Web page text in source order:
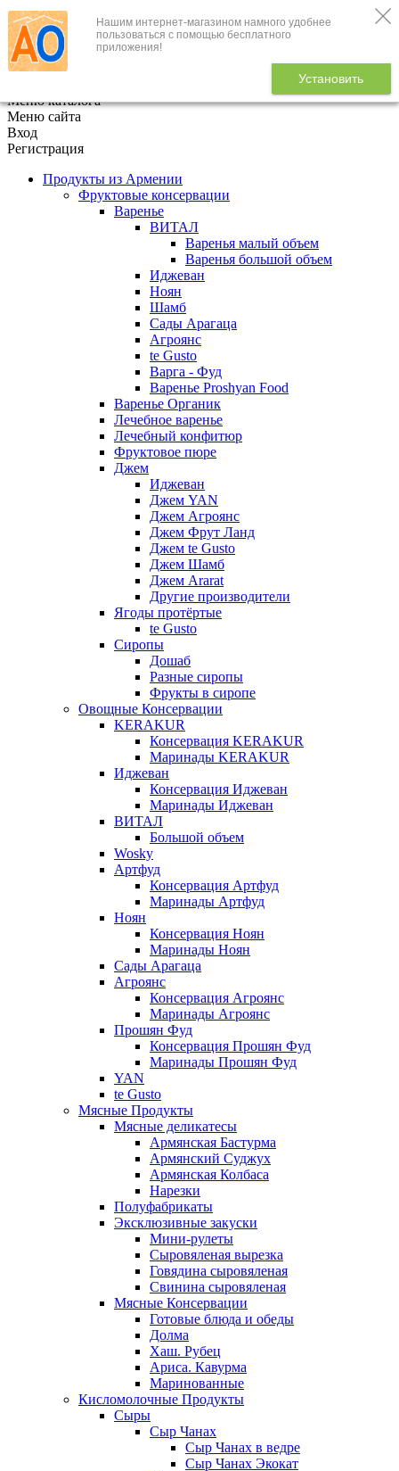
Нашим интернет-магазином намного удобнее
пользоваться с помощью бесплатного
приложения!
Установить
+7 (495) 646-888-1
В корзине
Меню каталога
Меню сайта
Вход
Регистрация
Продукты из Армении
Фруктовые консервации
Варенье
ВИТАЛ
Варенья малый объем
Варенья большой объем
Иджеван
Ноян
Шамб
Сады Арагаца
Агроянс
te Gusto
Варга - Фуд
Варенье Proshyan Food
Варенье Органик
Лечебное варенье
Лечебный конфитюр
Фруктовое пюре
Джем
Иджеван
Джем YAN
Джем Агроянс
Джем Фрут Ланд
Джем te Gusto
Джем Шамб
Джем Ararat
Другие производители
Ягоды протёртые
te Gusto
Сиропы
Дошаб
Разные сиропы
Фрукты в сиропе
Овощные Консервации
KERAKUR
Консервация KERAKUR
Маринады KERAKUR
Иджеван
Консервация Иджеван
Маринады Иджеван
ВИТАЛ
Большой объем
Wosky
Артфуд
Консервация Артфуд
Маринады Артфуд
Ноян
Консервация Ноян
Маринады Ноян
Сады Арагаца
Агроянс
Консервация Агроянс
Маринады Агроянс
Прошян Фуд
Консервация Прошян Фуд
Маринады Прошян Фуд
YAN
te Gusto
Мясные Продукты
Мясные деликатесы
Армянская Бастурма
Армянский Суджух
Армянская Колбаса
Нарезки
Полуфабрикаты
Эксклюзивные закуски
Мини-рулеты
Сыровяленая вырезка
Говядина сыровяленая
Свинина сыровяленая
Мясные Консервации
Готовые блюда и обеды
Долма
Хаш. Рубец
Ариса. Кавурма
Маринованные
Кисломолочные Продукты
Сыры
Сыр Чанах
Сыр Чанах в ведре
Сыр Чанах Экокат